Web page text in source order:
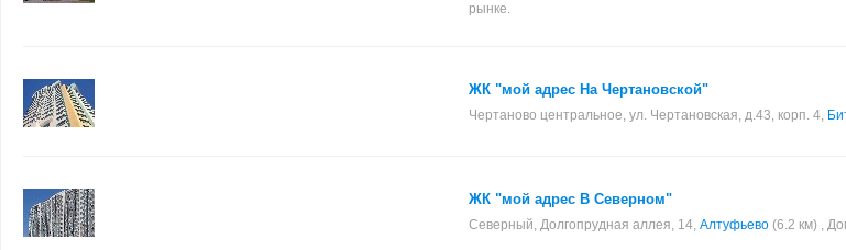
рынке.
ЖК "мой адрес На Чертановской"
Чертаново центральное, ул. Чертановская, д.43, корп. 4,
ЖК "мой адрес В Северном"
Северный, Долгопрудная аллея, 14, Алтуфьево (6.2 км) ,